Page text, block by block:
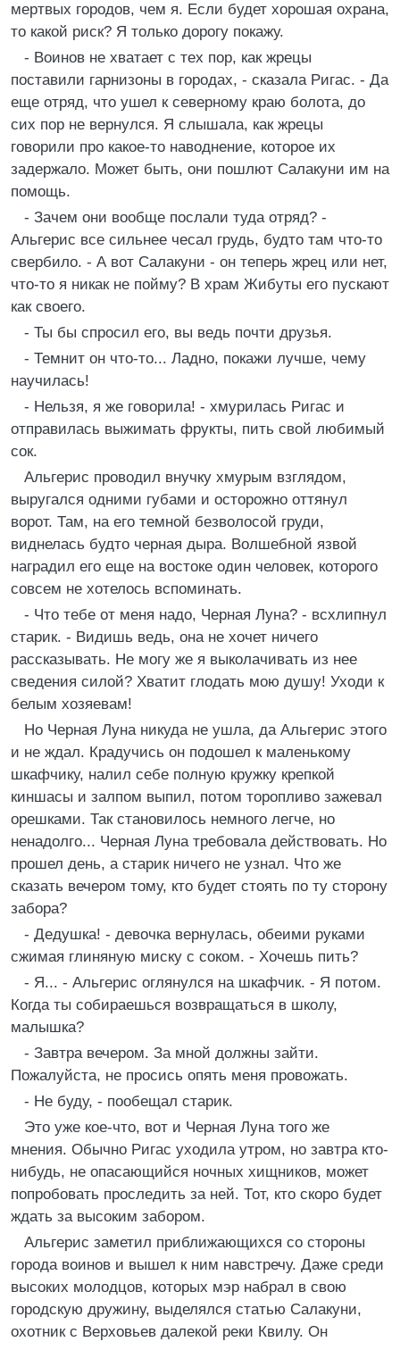
мертвых городов, чем я. Если будет хорошая охрана,
то какой риск? Я только дорогу покажу.
- Воинов не хватает с тех пор, как жрецы
поставили гарнизоны в городах, - сказала Ригас. - Да
еще отряд, что ушел к северному краю болота, до
сих пор не вернулся. Я слышала, как жрецы
говорили про какое-то наводнение, которое их
задержало. Может быть, они пошлют Салакуни им на
помощь.
- Зачем они вообще послали туда отряд? -
Альгерис все сильнее чесал грудь, будто там что-то
свербило. - А вот Салакуни - он теперь жрец или нет,
что-то я никак не пойму? В храм Жибуты его пускают
как своего.
- Ты бы спросил его, вы ведь почти друзья.
- Темнит он что-то... Ладно, покажи лучше, чему
научилась!
- Нельзя, я же говорила! - хмурилась Ригас и
отправилась выжимать фрукты, пить свой любимый
сок.
Альгерис проводил внучку хмурым взглядом,
выругался одними губами и осторожно оттянул
ворот. Там, на его темной безволосой груди,
виднелась будто черная дыра. Волшебной язвой
наградил его еще на востоке один человек, которого
совсем не хотелось вспоминать.
- Что тебе от меня надо, Черная Луна? - всхлипнул
старик. - Видишь ведь, она не хочет ничего
рассказывать. Не могу же я выколачивать из нее
сведения силой? Хватит глодать мою душу! Уходи к
белым хозяевам!
Но Черная Луна никуда не ушла, да Альгерис этого
и не ждал. Крадучись он подошел к маленькому
шкафчику, налил себе полную кружку крепкой
киншасы и залпом выпил, потом торопливо зажевал
орешками. Так становилось немного легче, но
ненадолго... Черная Луна требовала действовать. Но
прошел день, а старик ничего не узнал. Что же
сказать вечером тому, кто будет стоять по ту сторону
забора?
- Дедушка! - девочка вернулась, обеими руками
сжимая глиняную миску с соком. - Хочешь пить?
- Я... - Альгерис оглянулся на шкафчик. - Я потом.
Когда ты собираешься возвращаться в школу,
малышка?
- Завтра вечером. За мной должны зайти.
Пожалуйста, не просись опять меня провожать.
- Не буду, - пообещал старик.
Это уже кое-что, вот и Черная Луна того же
мнения. Обычно Ригас уходила утром, но завтра кто-
нибудь, не опасающийся ночных хищников, может
попробовать проследить за ней. Тот, кто скоро будет
ждать за высоким забором.
Альгерис заметил приближающихся со стороны
города воинов и вышел к ним навстречу. Даже среди
высоких молодцов, которых мэр набрал в свою
городскую дружину, выделялся статью Салакуни,
охотник с Верховьев далекой реки Квилу. Он